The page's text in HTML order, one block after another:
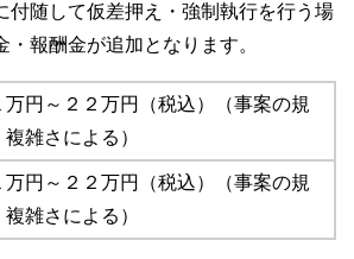
付随して仮差押え・強制執行を行う場
報酬金が追加となります。
万円～２２万円（税込）（事案の規
雑さによる）
万円～２２万円（税込）（事案の規
雑さによる）